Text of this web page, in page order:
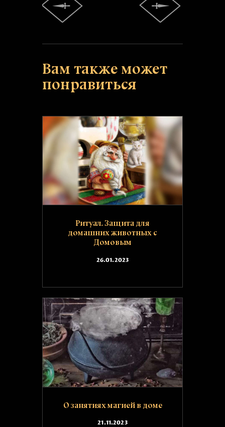
Вам также может
понравиться
Ритуал. Защита для
домашних животных с
Домовым
26.01.2023
О занятиях магией в доме
21.11.2023